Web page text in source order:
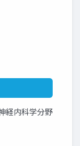
経内科学分野